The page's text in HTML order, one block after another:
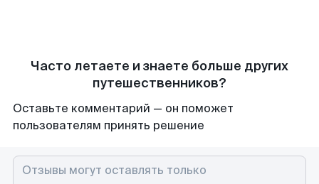
Часто летаете и знаете больше других
путешественников?
Оставьте комментарий — он поможет
пользователям принять решение